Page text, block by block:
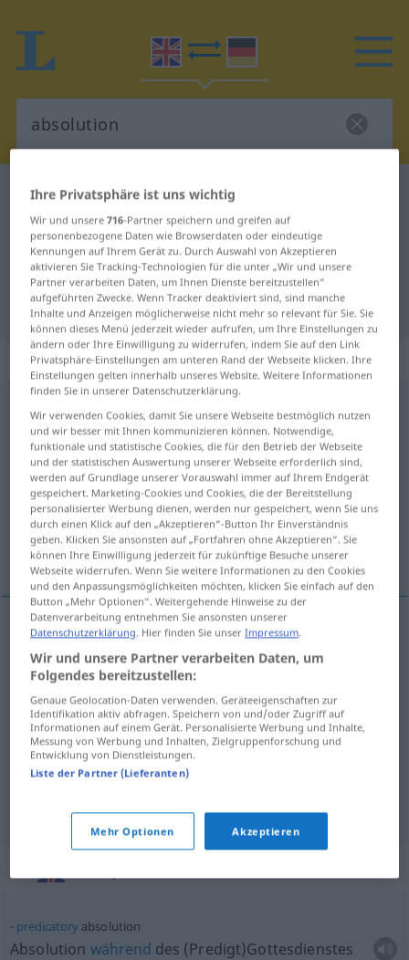
Englisch-Deutsch Wörterbuch
Englisch-Deutsch Übersetzung für
"absolution"
"absolution" Deutsch Übersetzung
„absolution“: noun
absolution [æbsəˈluːʃən; -ˈljuː-]
Übersicht aller Übersetzungen
(Für mehr Details die Übersetzung anklicken/antippen)
Frei-, Lossprechung, Entbindung
Absolution, Sündennachlass
Frei-, Lossprechung absolution
Entbindungf from, of absolution JUR
Absolutionf absolution REL
predicatoryabsolution
Absolution während des (Predigt)Gottesdienstes
Ihre Privatsphäre ist uns wichtig
Wir und unsere716-Partner speichern und greifen auf
personenbezogene Daten wie Browserdaten oder eindeutige
Kennungen auf Ihrem Gerät zu. Durch Auswahl von Akzeptieren
aktivieren Sie Tracking-Technologien für die unter „Wir und unsere
Partner verarbeiten Daten, um Ihnen Dienste bereitzustellen“
aufgeführten Zwecke. Wenn Tracker deaktiviert sind, sind manche
Inhalte und Anzeigen möglicherweise nicht mehr so relevant für Sie. Sie
können dieses Menü jederzeit wieder aufrufen, um Ihre Einstellungen zu
ändern oder Ihre Einwilligung zu widerrufen, indem Sie auf den Link
Privatsphäre-Einstellungen am unteren Rand der Webseite klicken. Ihre
Einstellungen gelten innerhalb unseres Website. Weitere Informationen
finden Sie in unserer Datenschutzerklärung.
Wir verwenden Cookies, damit Sie unsere Webseite bestmöglich nutzen
und wir besser mit Ihnen kommunizieren können. Notwendige,
funktionale und statistische Cookies, die für den Betrieb der Webseite
und der statistischen Auswertung unserer Webseite erforderlich sind,
werden auf Grundlage unserer Vorauswahl immer auf Ihrem Endgerät
gespeichert. Marketing-Cookies und Cookies, die der Bereitstellung
personalisierter Werbung dienen, werden nur gespeichert, wenn Sie uns
durch einen Klick auf den „Akzeptieren“-Button Ihr Einverständnis
geben. Klicken Sie ansonsten auf „Fortfahren ohne Akzeptieren“. Sie
können Ihre Einwilligung jederzeit für zukünftige Besuche unserer
Webseite widerrufen. Wenn Sie weitere Informationen zu den Cookies
und den Anpassungsmöglichkeiten möchten, klicken Sie einfach auf den
Button „Mehr Optionen“. Weitergehende Hinweise zu der
Datenverarbeitung entnehmen Sie ansonsten unserer
Datenschutzerklärung. Hier finden Sie unserImpressum.
Wir und unsere Partner verarbeiten Daten, um
Folgendes bereitzustellen:
Genaue Geolocation-Daten verwenden. Geräteeigenschaften zur
Identifikation aktiv abfragen. Speichern von und/oder Zugriff auf
Informationen auf einem Gerät. Personalisierte Werbung und Inhalte,
Messung von Werbung und Inhalten, Zielgruppenforschung und
Entwicklung von Dienstleistungen.
Liste der Partner (Lieferanten)
Mehr Optionen Akzeptieren